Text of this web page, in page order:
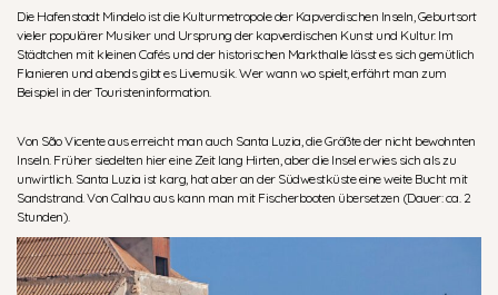
Die Hafenstadt Mindelo ist die Kulturmetropole der Kapverdischen Inseln, Geburtsort
vieler populärer Musiker und Ursprung der kapverdischen Kunst und Kultur. Im
Städtchen mit kleinen Cafés und der historischen Markthalle lässt es sich gemütlich
Flanieren und abends gibt es Livemusik. Wer wann wo spielt, erfährt man zum
Beispiel in der Touristeninformation.
Von São Vicente aus erreicht man auch Santa Luzia, die Größte der nicht bewohnten
Inseln. Früher siedelten hier eine Zeit lang Hirten, aber die Insel erwies sich als zu
unwirtlich. Santa Luzia ist karg, hat aber an der Südwestküste eine weite Bucht mit
Sandstrand. Von Calhau aus kann man mit Fischerbooten übersetzen (Dauer: ca. 2
Stunden).